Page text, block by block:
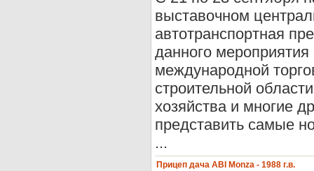
выставочном
автотранспортная
данного
международной
строительной
хозяйства и многие
представить самые
...
Прицеп дача ABI Monza - 1988 г.в.